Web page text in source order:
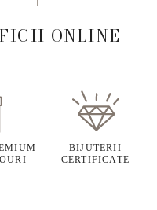
ONLINE
BIJUTERII
CERTIFICATE